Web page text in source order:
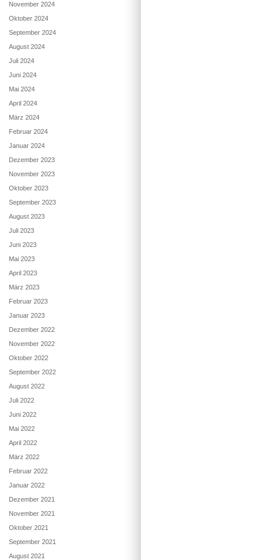
November 2024
Oktober 2024
September 2024
August 2024
Juli 2024
Juni 2024
Mai 2024
April 2024
März 2024
Februar 2024
Januar 2024
Dezember 2023
November 2023
Oktober 2023
September 2023
August 2023
Juli 2023
Juni 2023
Mai 2023
April 2023
März 2023
Februar 2023
Januar 2023
Dezember 2022
November 2022
Oktober 2022
September 2022
August 2022
Juli 2022
Juni 2022
Mai 2022
April 2022
März 2022
Februar 2022
Januar 2022
Dezember 2021
November 2021
Oktober 2021
September 2021
August 2021